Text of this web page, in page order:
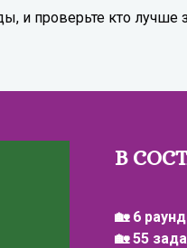
и проверьте кто
В
🏡 6
🏡 55